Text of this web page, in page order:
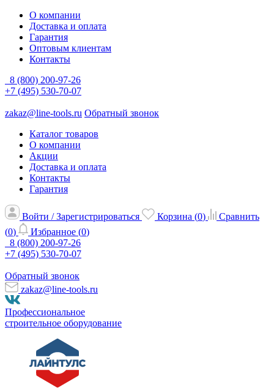
О компании
Доставка и оплата
Гарантия
Оптовым клиентам
Контакты
8 (800) 200-97-26
+7 (495) 530-70-07
zakaz@line-tools.ru Обратный звонок
Каталог товаров
О компании
Акции
Доставка и оплата
Контакты
Гарантия
Войти / Зарегистрироваться Корзина (0)
Сравнить
(0) Избранное (0)
8 (800) 200-97-26
+7 (495) 530-70-07
Обратный звонок
zakaz@line-tools.ru
Профессиональное
строительное оборудование